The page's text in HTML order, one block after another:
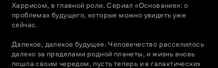
Харрисом, в главной роли. Сериал «Основание»: о
проблемах будущего, которые можно увидеть уже
сейчас.
Далекое, далекое будущее. Человечество расселилось
далеко за пределами родной планеты, и жизнь вновь
пошла своим чередом, пусть теперь и в галактических